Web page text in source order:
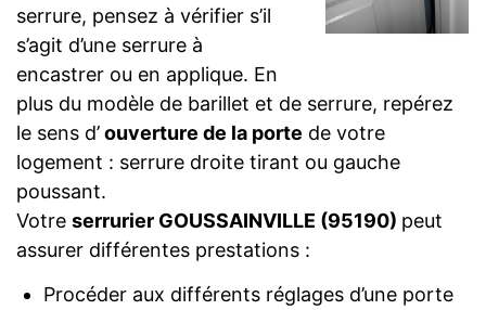
serrure, pensez à vérifier s’il
s’agit d’une serrure à
encastrer ou en applique. En
plus du modèle de barillet et de serrure, repérez
le sens d’ouverture de la porte de votre
logement : serrure droite tirant ou gauche
poussant.
Votre serrurier GOUSSAINVILLE (95190) peut
assurer différentes prestations :
Procéder aux différents réglages d’une porte